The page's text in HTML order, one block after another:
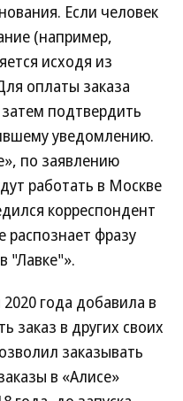
Если человек
(например,
исходя из
оплаты заказа
подтвердить
уведомлению.
по заявлению
работать в Москве
корреспондент
распознает фразу
"Лавке"».
года добавила в
заказ в других своих
заказывать
в «Алисе»